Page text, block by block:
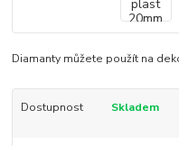
Diamanty můžete použít na
Dostupnost Skladem